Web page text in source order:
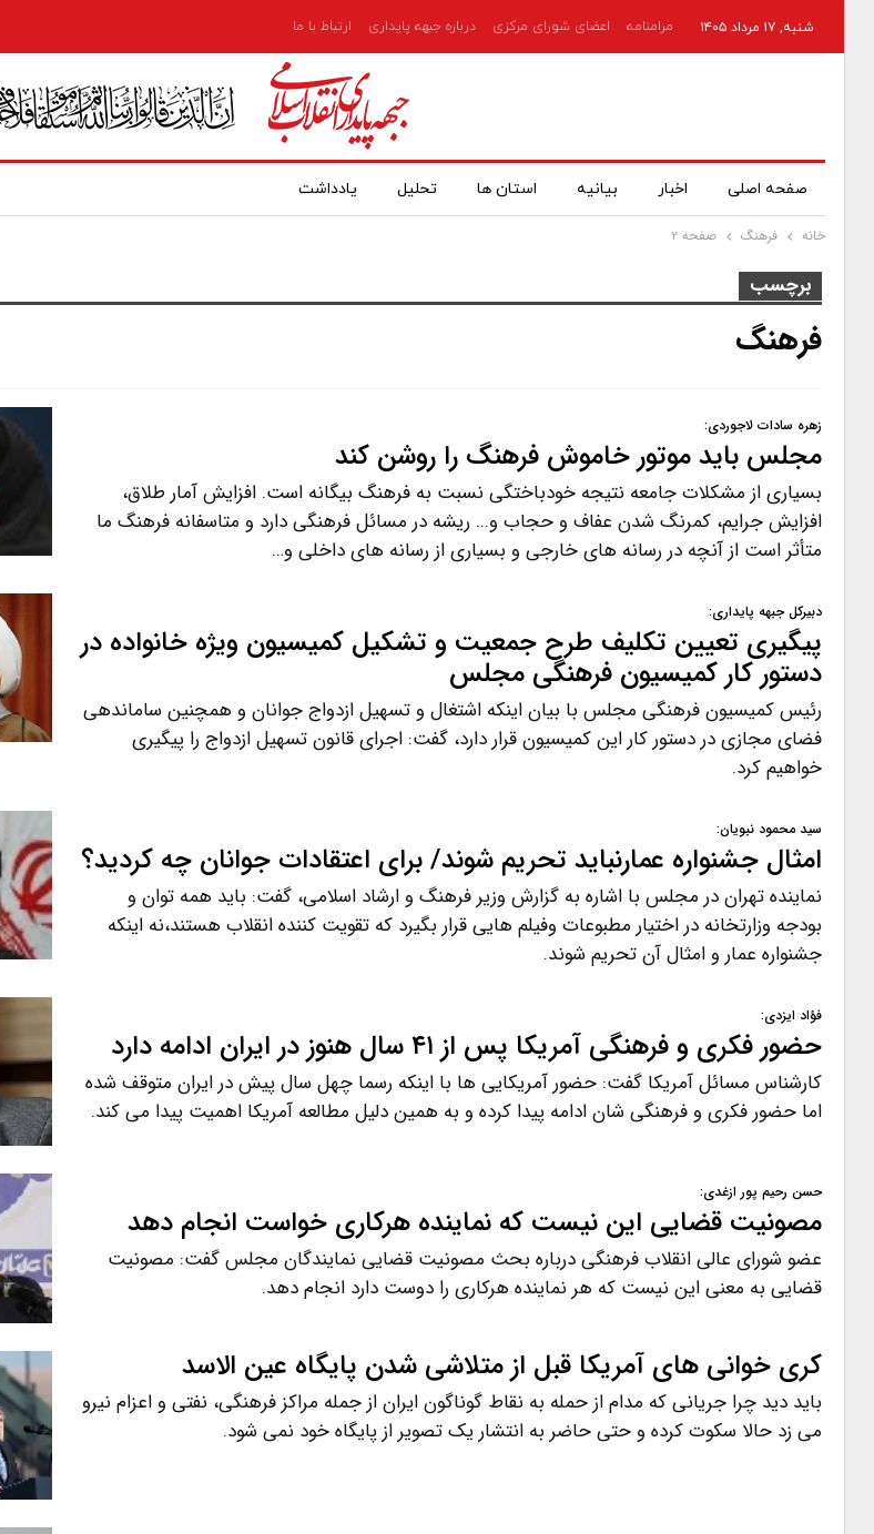
شنبه, ۱۷ مرداد ۱۴۰۵ مرامنامه اعضای شورای مرکزی درباره جبهه پایداری ارتباط با ما
صفحه اصلی اخبار بیانیه استان ها تحلیل یادداشت
خانه فرهنگ صفحه ۲
برچسب
فرهنگ
زهره سادات لاجوردی:
مجلس باید موتور خاموش فرهنگ را روشن کند
بسیاری از مشکلات جامعه نتیجه خودباختگی نسبت به فرهنگ بیگانه است. افزایش آمار طلاق،
افزایش جرایم، کمرنگ شدن عفاف و حجاب و... ریشه در مسائل فرهنگی دارد و متاسفانه فرهنگ ما
متأثر است از آنچه در رسانه های خارجی و بسیاری از رسانه های داخلی و…
دبیرکل جبهه پایداری:
پیگیری تعیین تکلیف طرح جمعیت و تشکیل کمیسیون ویژه خانواده در
دستور کار کمیسیون فرهنگی مجلس
رئیس کمیسیون فرهنگی مجلس با بیان اینکه اشتغال و تسهیل ازدواج جوانان و همچنین ساماندهی
فضای مجازی در دستور کار این کمیسیون قرار دارد، گفت: اجرای قانون تسهیل ازدواج را پیگیری
خواهیم کرد.
سید محمود نبویان:
امثال جشنواره عمارنباید تحریم شوند/ برای اعتقادات جوانان چه کردید؟
نماینده تهران در مجلس با اشاره به گزارش وزیر فرهنگ و ارشاد اسلامی، گفت: باید همه توان و
بودجه وزارتخانه در اختیار مطبوعات وفیلم هایی قرار بگیرد که تقویت کننده انقلاب هستند،نه اینکه
جشنواره عمار و امثال آن تحریم شوند.
فؤاد ایزدی:
حضور فکری و فرهنگی آمریکا پس از ۴۱ سال هنوز در ایران ادامه دارد
کارشناس مسائل آمریکا گفت: حضور آمریکایی ها با اینکه رسما چهل سال پیش در ایران متوقف شده
اما حضور فکری و فرهنگی شان ادامه پیدا کرده و به همین دلیل مطالعه آمریکا اهمیت پیدا می کند.
حسن رحیم پور ازغدی:
مصونیت قضایی این نیست که نماینده هرکاری خواست انجام دهد
عضو شورای عالی انقلاب فرهنگی درباره بحث مصونیت قضایی نمایندگان مجلس گفت: مصونیت
قضایی به معنی این نیست که هر نماینده هرکاری را دوست دارد انجام دهد.
کری خوانی های آمریکا قبل از متلاشی شدن پایگاه عین الاسد
باید دید چرا جریانی که مدام از حمله به نقاط گوناگون ایران از جمله مراکز فرهنگی، نفتی و اعزام نیرو
می زد حالا سکوت کرده و حتی حاضر به انتشار یک تصویر از پایگاه خود نمی شود.